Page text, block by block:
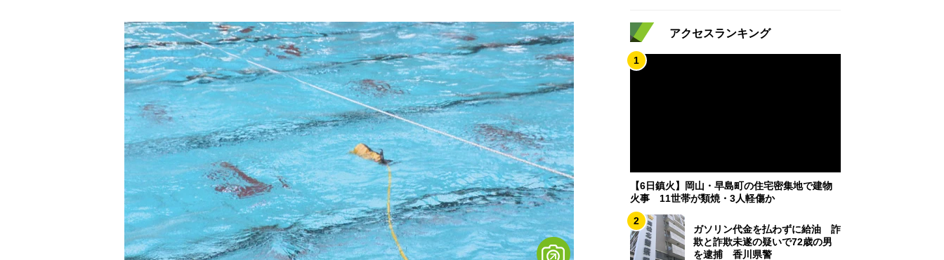
アクセスランキング
1
【6日鎮火】岡山・早島町の住宅密集地で建物
火事 11世帯が類焼・3人軽傷か
2
ガソリン代金を払わずに給油 詐
欺と詐欺未遂の疑いで72歳の男
を逮捕 香川県警